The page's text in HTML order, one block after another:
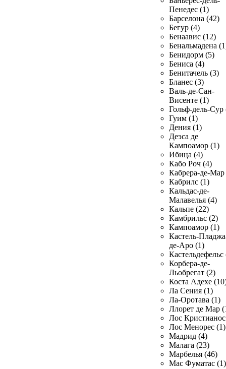
Пенедес (1)
Барселона (42)
Бегур (4)
Бенаавис (12)
Бенальмадена
Бенидорм (5)
Бениса (4)
Бенитачель (3)
Бланес (3)
Валь-де-Сан-
Висенте (1)
Гольф-дель-Сур
Гуим (1)
Дения (1)
Деэса де
Кампоамор (1)
Ибица (4)
Кабо Роч (4)
Кабрера-де-Мар
Кабрилс (1)
Кальдас-де-
Малавелья (4)
Кальпе (22)
Камбрильс (2)
Кампоамор (1)
Кастель-
де-Аро (1)
Кастельдефельс
Корбера-де-
Льобрегат (2)
Коста Адехе
Ла Сения (1)
Ла-Оротава (1)
Ллорет де Мар
Лос
Лос Менорес (1)
Мадрид (4)
Малага (23)
Марбелья (46)
Мас Фуматас (1)